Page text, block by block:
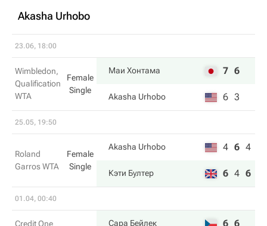
Akasha Urhobo
23.06, 18:00
Wimbledon,
Qualification
WTA
Female
Single
Маи Хонтама 7 6
Akasha Urhobo 6 3
25.05, 19:50
Roland
Garros WTA
Female
Single
Akasha Urhobo 4 6 4
Кэти Бултер 6 4 6
01.04, 00:40
Credit One
Сара Бейлек 6 6